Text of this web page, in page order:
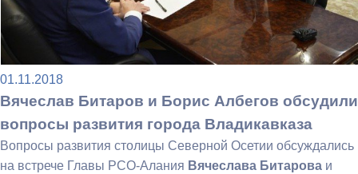
01.11.2018
Вячеслав Битаров и Борис Албегов обсудили
вопросы развития города Владикавказа
Вопросы развития столицы Северной Осетии обсуждались
на встрече Главы РСО-Алания Вячеслава Битарова и